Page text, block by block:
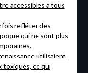
accessibles à tous
refléter des
qui ne sont plus
utilisaient
toxiques, ce qui